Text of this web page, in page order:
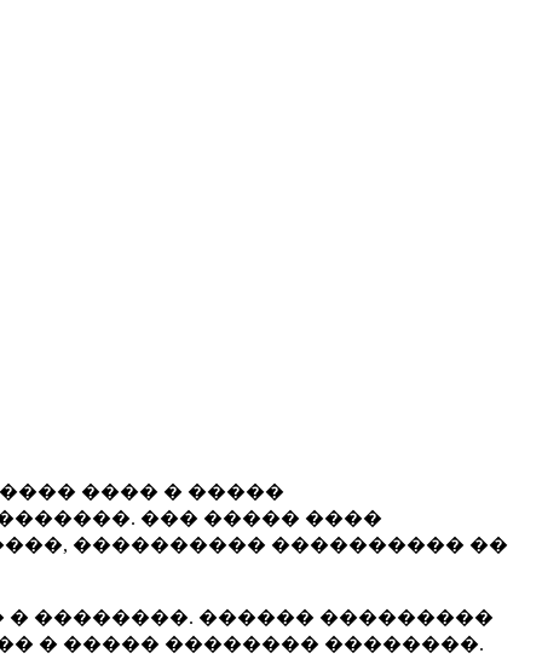
���� � �����
��� ����� ����
���������� ���������� ��
��������. ������ ���������
� ����� �������� ��������.